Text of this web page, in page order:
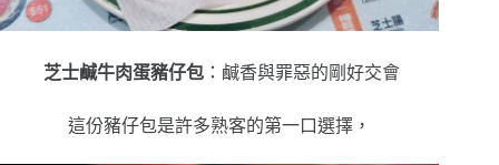
芝士鹹牛肉蛋豬仔包 ：鹹香與罪惡的剛好交會
這份豬仔包是許多熟客的第一口選擇，